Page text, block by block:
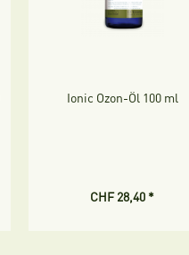
Ionic Ozon-Öl 100 ml
CHF 28,40 *